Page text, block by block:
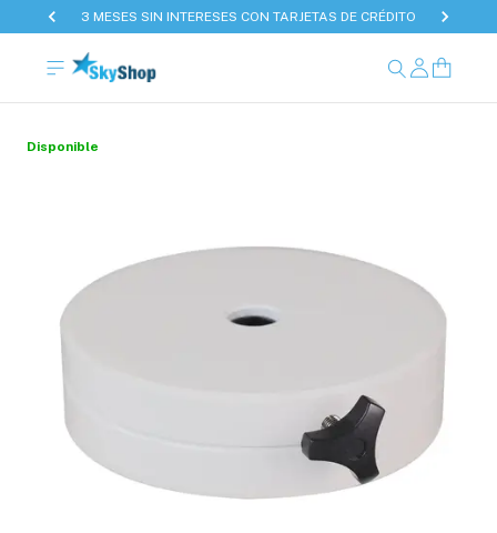
3 MESES SIN INTERESES CON TARJETAS DE CRÉDITO
Disponible